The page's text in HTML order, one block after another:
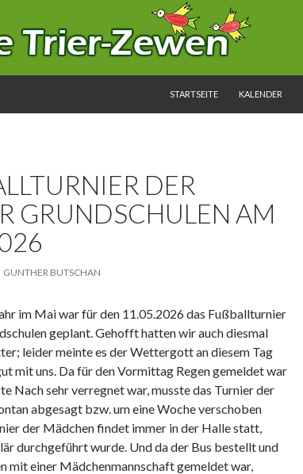
STARTSEITE
KALENDER
DER T
GRUNDSCHULEN AM 1
GUNTHER BUTSCHAN
im Mai war für den 11.05.2026 das Fußballturnier
geplant. Gehofft hatten wir auch diesmal
leider meinte es der Wettergott an diesem Tag
mit uns. Da für den Vormittag Regen gemeldet war
Nach sehr verregnet war, musste das Turnier der
abgesagt bzw. um eine Woche verschoben
der Mädchen findet immer in der Halle statt,
durchgeführt wurde. Und da der Bus bestellt und
mit einer Mädchenmannschaft gemeldet war,